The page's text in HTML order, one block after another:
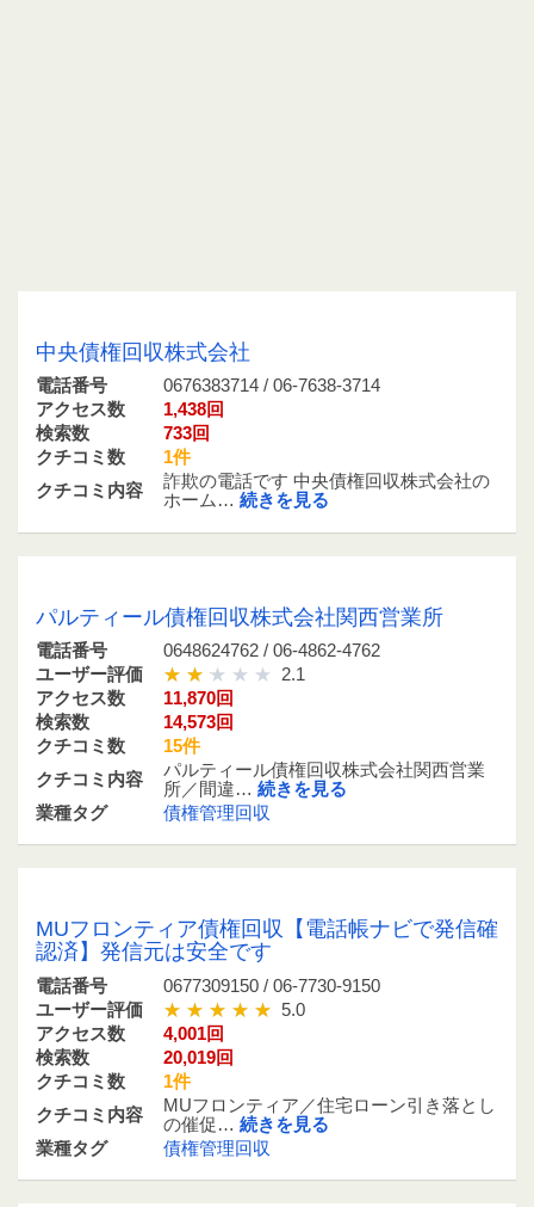
中央債権回収株式会社
電話番号
0676383714 / 06-7638-3714
アクセス数
1,438回
検索数
733回
クチコミ数
1件
クチコミ内容
詐欺の電話です 中央債権回収株式会社の
ホーム… 続きを見る
パルティール債権回収株式会社関西営業所
電話番号
0648624762 / 06-4862-4762
ユーザー評価
2.1
アクセス数
11,870回
検索数
14,573回
クチコミ数
15件
クチコミ内容
パルティール債権回収株式会社関西営業
所／間違… 続きを見る
業種タグ
債権管理回収
MUフロンティア債権回収【電話帳ナビで発信確
認済】発信元は安全です
電話番号
0677309150 / 06-7730-9150
ユーザー評価
5.0
アクセス数
4,001回
検索数
20,019回
クチコミ数
1件
クチコミ内容
MUフロンティア／住宅ローン引き落とし
の催促… 続きを見る
業種タグ
債権管理回収